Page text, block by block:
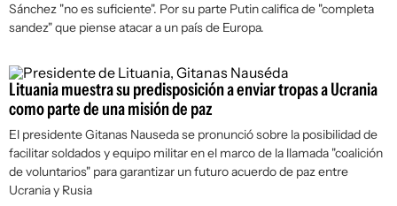
Sánchez "no es suficiente". Por su parte Putin califica de "completa
sandez" que piense atacar a un país de Europa.
Lituania muestra su predisposición a enviar tropas a Ucrania
como parte de una misión de paz
El presidente Gitanas Nauseda se pronunció sobre la posibilidad de
facilitar soldados y equipo militar en el marco de la llamada "coalición
de voluntarios" para garantizar un futuro acuerdo de paz entre
Ucrania y Rusia